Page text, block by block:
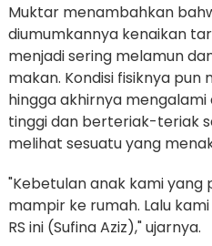
Muktar menambahkan
diumumkannya kenaikan
menjadi sering melamun
makan. Kondisi fisiknya pun
hingga akhirnya
tinggi dan berteriak-teriak
melihat sesuatu yang
"Kebetulan anak kami yang
mampir ke rumah. Lalu
RS ini (Sufina Aziz)," ujarnya.